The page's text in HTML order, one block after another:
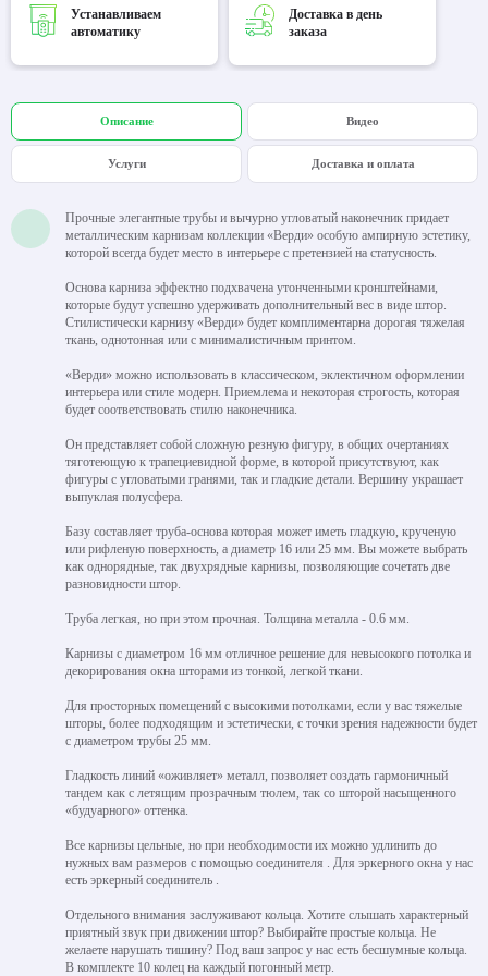
Устанавливаем
автоматику
Доставка в день
заказа
Описание Видео
Услуги Доставка и оплата
Прочные элегантные трубы и вычурно угловатый наконечник придает
металлическим карнизам коллекции «Верди» особую ампирную эстетику,
которой всегда будет место в интерьере с претензией на статусность.
Основа карниза эффектно подхвачена утонченными кронштейнами,
которые будут успешно удерживать дополнительный вес в виде штор.
Стилистически карнизу «Верди» будет комплиментарна дорогая тяжелая
ткань, однотонная или с минималистичным принтом.
«Верди» можно использовать в классическом, эклектичном оформлении
интерьера или стиле модерн. Приемлема и некоторая строгость, которая
будет соответствовать стилю наконечника.
Он представляет собой сложную резную фигуру, в общих очертаниях
тяготеющую к трапециевидной форме, в которой присутствуют, как
фигуры с угловатыми гранями, так и гладкие детали. Вершину украшает
выпуклая полусфера.
Базу составляет труба-основа которая может иметь гладкую, крученую
или рифленую поверхность, а диаметр 16 или 25 мм. Вы можете выбрать
как однорядные, так двухрядные карнизы, позволяющие сочетать две
разновидности штор.
Труба легкая, но при этом прочная. Толщина металла - 0.6 мм.
Карнизы с диаметром 16 мм отличное решение для невысокого потолка и
декорирования окна шторами из тонкой, легкой ткани.
Для просторных помещений с высокими потолками, если у вас тяжелые
шторы, более подходящим и эстетически, с точки зрения надежности будет
с диаметром трубы 25 мм.
Гладкость линий «оживляет» металл, позволяет создать гармоничный
тандем как с летящим прозрачным тюлем, так со шторой насыщенного
«будуарного» оттенка.
Все карнизы цельные, но при необходимости их можно удлинить до
нужных вам размеров с помощью соединителя . Для эркерного окна у нас
есть эркерный соединитель .
Отдельного внимания заслуживают кольца. Хотите слышать характерный
приятный звук при движении штор? Выбирайте простые кольца. Не
желаете нарушать тишину? Под ваш запрос у нас есть бесшумные кольца.
В комплекте 10 колец на каждый погонный метр.